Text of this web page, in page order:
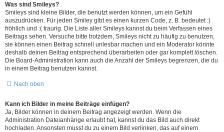
Was sind Smileys?
Smileys sind kleine Bilder, die benutzt werden können, um ein Gefühl
auszudrücken. Für jeden Smiley gibt es einen kurzen Code, z. B. bedeutet :)
fröhlich und :( traurig. Die Liste aller Smileys kannst du beim Verfassen eines
Beitrags sehen. Versuche bitte trotzdem, Smileys nicht zu häufig zu benutzen,
sie können einen Beitrag schnell unlesbar machen und ein Moderator könnte
deshalb deinen Beitrag entsprechend überarbeiten oder gar komplett löschen.
Die Board-Administration kann auch die Anzahl der Smileys begrenzen, die du
in einem Beitrag benutzen kannst.
Nach oben
Kann ich Bilder in meine Beiträge einfügen?
Ja, Bilder können in deinem Beitrag angezeigt werden. Wenn die
Administration Dateianhänge erlaubt hat, kannst du das Bild auch direkt
hochladen. Ansonsten musst du zu einem Bild verlinken, das auf einem